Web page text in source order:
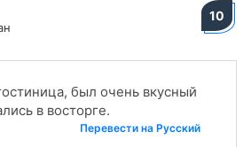
10
был очень вкусный
в восторге.
Перевести на Русский